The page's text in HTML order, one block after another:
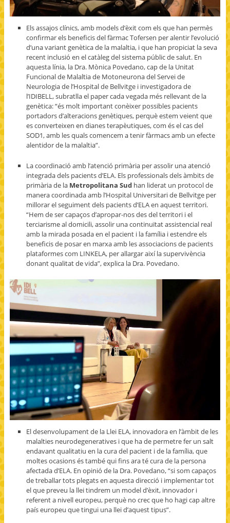
Els assajos clínics, amb models d’èxit com els que han permès
confirmar els beneficis del fàrmac Tofersen per alentir l’evolució
d’una variant genètica de la malaltia, i que han propiciat la seva
recent inclusió en el catàleg del sistema públic de salut. En
aquesta línia, la Dra. Mònica Povedano, cap de la Unitat
Funcional de Malaltia de Motoneurona del Servei de
Neurologia de l’Hospital de Bellvitge i investigadora de
l’IDIBELL, subratlla el paper cada vegada més rellevant de la
genètica: “és molt important conèixer possibles pacients
portadors d’alteracions genètiques, perquè estem veient que
es converteixen en dianes terapèutiques, com és el cas del
SOD1, amb les quals comencem a tenir fàrmacs amb un efecte
alentidor de la malaltia”.
La coordinació amb l’atenció primària per assolir una atenció
integrada dels pacients d’ELA. Els professionals dels àmbits de
primària de la Metropolitana Sud han liderat un protocol de
manera coordinada amb l’Hospital Universitari de Bellvitge per
millorar el seguiment dels pacients d’ELA en aquest territori.
“Hem de ser capaços d’apropar-nos des del territori i el
terciarisme al domicili, assolir una continuïtat assistencial real
amb la mirada posada en el pacient i la família i estendre els
beneficis de posar en marxa amb les associacions de pacients
plataformes com LINKELA, per allargar així la supervivència
donant qualitat de vida”, explica la Dra. Povedano.
El desenvolupament de la Llei ELA, innovadora en l’àmbit de les
malalties neurodegeneratives i que ha de permetre fer un salt
endavant qualitatiu en la cura del pacient i de la família, que
moltes ocasions és també qui fins ara té cura de la persona
afectada d’ELA. En opinió de la Dra. Povedano, “si som capaços
de treballar tots plegats en aquesta direcció i implementar tot
el que preveu la llei tindrem un model d’èxit, innovador i
referent a nivell europeu, perquè no crec que ho hagi cap altre
país europeu que tingui una llei d’aquest tipus”.